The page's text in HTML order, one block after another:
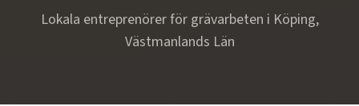
Lokala entreprenörer för grävarbeten i Köping,
Västmanlands Län